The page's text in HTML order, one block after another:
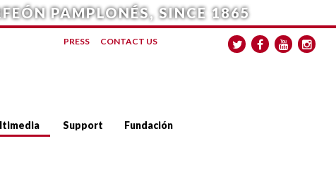
PAMPLONÉS, SINCE 1865
PRESS CONTACT US
Support Fundación